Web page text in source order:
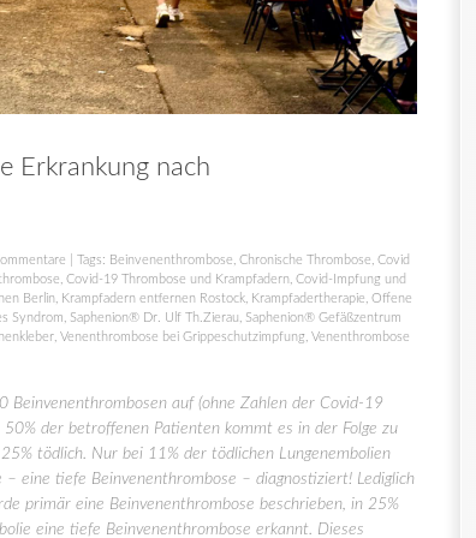
Erkrankung nach
| Tags: Beinvenenthrombose Chronische Thrombose Covid
Covid-19 Thrombose und Krampfadern Covid-Impfung und
Berlin Krampfadern entfernen Rostock Krampfadertherapie Offene
Syndrom Saphenion® Dr. Ulf Th.Zierau
Saphenion® Gefäßzentrum
Venenthrombose bei Grippeschutzimpfung Venenthrombose
auf (ohne Zahlen der Covid-19
der betroffenen Patienten kommt es in der Folge zu
tödlich. Nur bei 11% der tödlichen Lungenembolien
eine tiefe Beinvenenthrombose – diagnostiziert! Lediglich
primär eine Beinvenenthrombose beschrieben, in 25%
eine tiefe Beinvenenthrombose erkannt. Dieses